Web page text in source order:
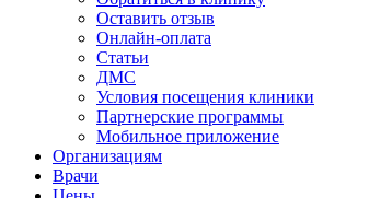
Оставить отзыв
Онлайн-оплата
Статьи
ДМС
Условия посещения клиники
Партнерские программы
Мобильное приложение
Организациям
Врачи